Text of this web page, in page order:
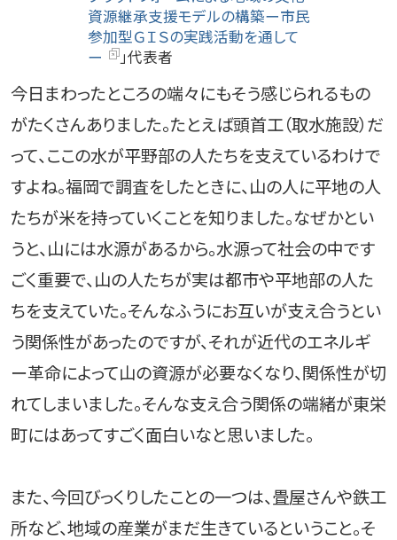
資源継承支援モデルの構築ー市民
参加型ＧＩＳの実践活動を通して
ー
」代表者
今日まわったところの端々にもそう感じられるもの
がたくさんありました。たとえば頭首工（取水施設）だ
って、ここの水が平野部の人たちを支えているわけで
すよね。福岡で調査をしたときに、山の人に平地の人
たちが米を持っていくことを知りました。なぜかとい
うと、山には水源があるから。水源って社会の中です
ごく重要で、山の人たちが実は都市や平地部の人た
ちを支えていた。そんなふうにお互いが支え合うとい
う関係性があったのですが、それが近代のエネルギ
ー革命によって山の資源が必要なくなり、関係性が切
れてしまいました。そんな支え合う関係の端緒が東栄
町にはあってすごく面白いなと思いました。
また、今回びっくりしたことの一つは、畳屋さんや鉄工
所など、地域の産業がまだ生きているということ。そ